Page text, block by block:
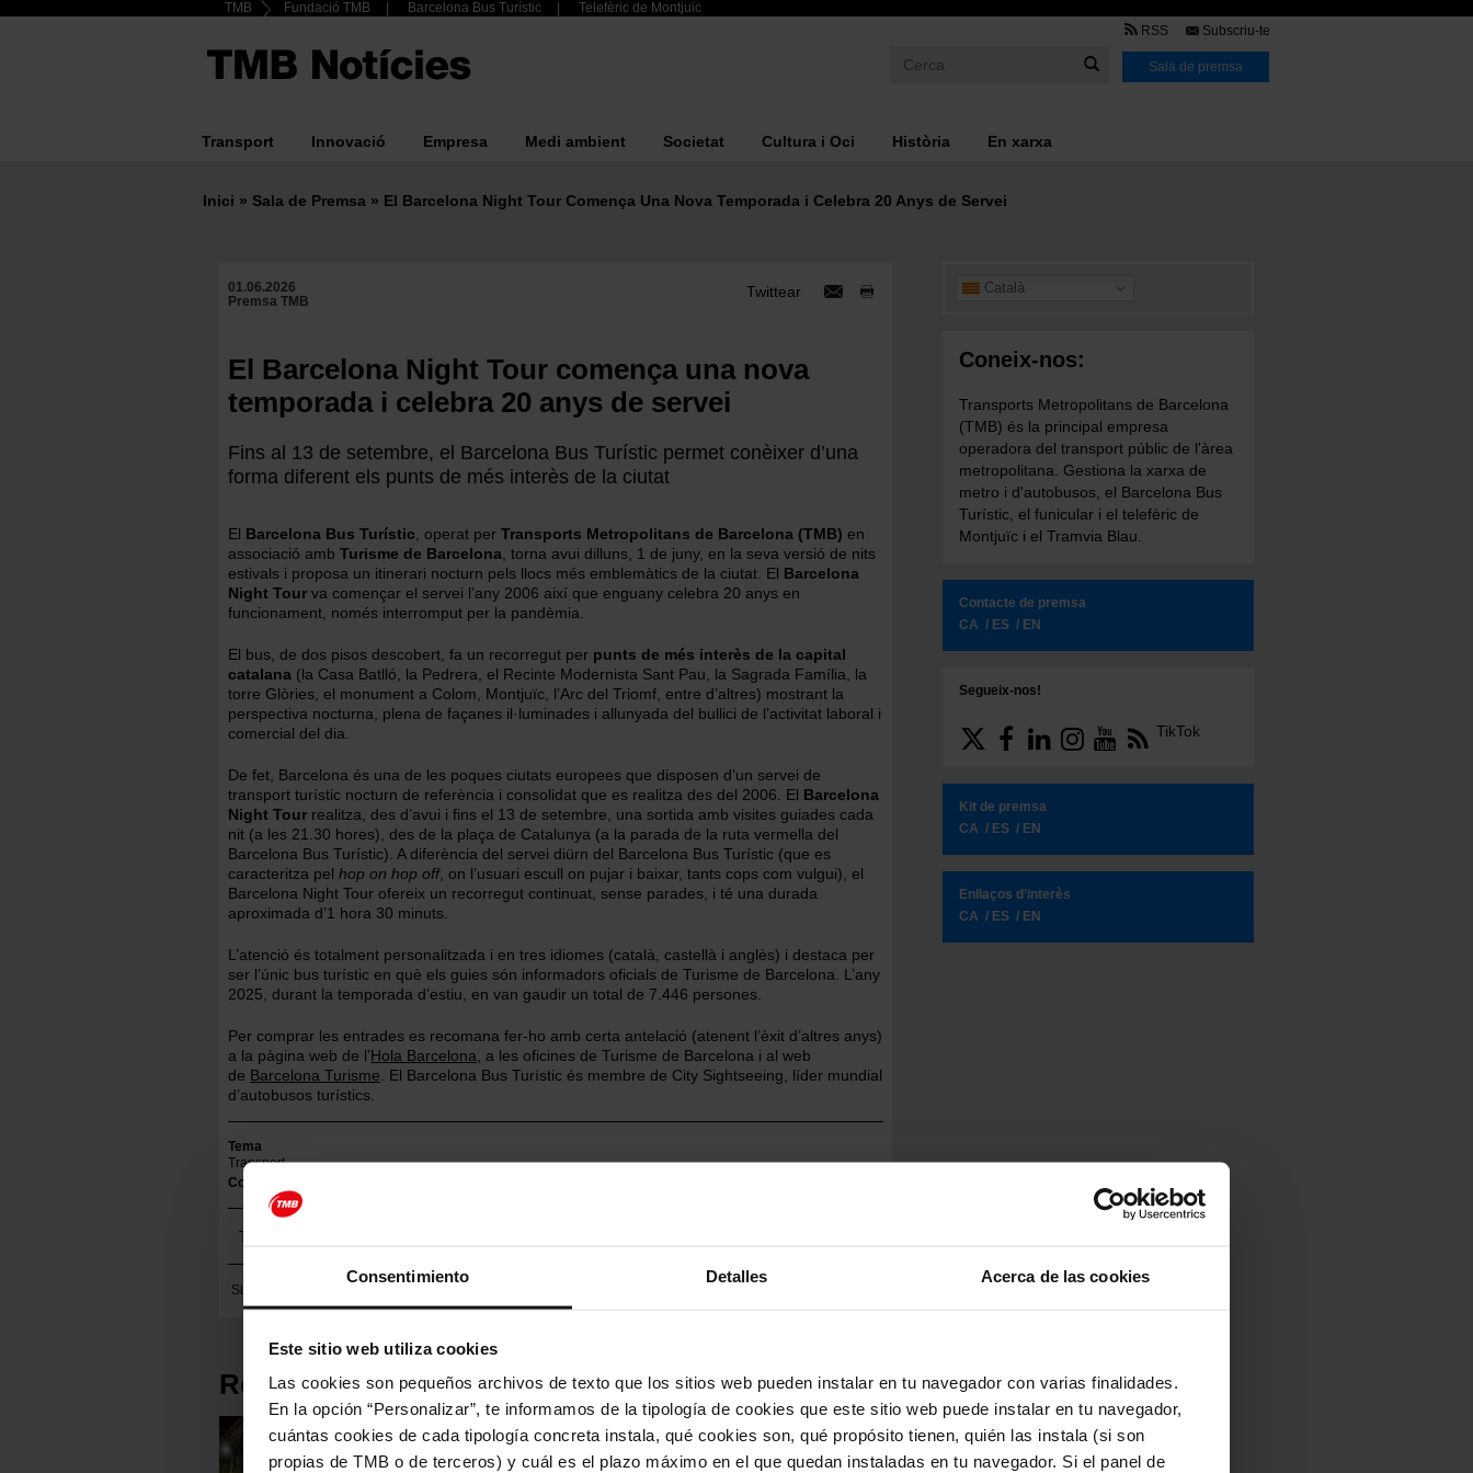
Consentimiento Detalles Acerca de las cookies
Este sitio web utiliza cookies
Las cookies son pequeños archivos de texto que los sitios web pueden instalar en tu navegador con varias finalidades.
En la opción “Personalizar”, te informamos de la tipología de cookies que este sitio web puede instalar en tu navegador,
cuántas cookies de cada tipología concreta instala, qué cookies son, qué propósito tienen, quién las instala (si son
propias de TMB o de terceros) y cuál es el plazo máximo en el que quedan instaladas en tu navegador. Si el panel de
Header
Top
menu
TMB Fundació TMB Barcelona Bus Turístic Telefèric de Montjuïc
TMB
Link
RSS Subscriu-te
Sala de premsa
Main
navigation
Transport Innovació Empresa Medi ambient Societat Cultura i Oci Història En xarxa
Inici Sala de Premsa El Barcelona Night Tour Comença Una Nova Temporada i Celebra 20 Anys de Servei
Twittear
01.06.2026
Premsa TMB
El Barcelona Night Tour comença una nova
temporada i celebra 20 anys de servei
Fins al 13 de setembre, el Barcelona Bus Turístic permet conèixer d’una
forma diferent els punts de més interès de la ciutat
El Barcelona Bus Turístic , operat per Transports Metropolitans de Barcelona (TMB) en
associació amb Turisme de Barcelona , torna avui dilluns, 1 de juny, en la seva versió de nits
estivals i proposa un itinerari nocturn pels llocs més emblemàtics de la ciutat. El Barcelona
Night Tour va començar el servei l’any 2006 així que enguany celebra 20 anys en
funcionament, només interromput per la pandèmia.
El bus, de dos pisos descobert, fa un recorregut per punts de més interès de la capital
catalana (la Casa Batlló, la Pedrera, el Recinte Modernista Sant Pau, la Sagrada Família, la
torre Glòries, el monument a Colom, Montjuïc, l’Arc del Triomf, entre d’altres) mostrant la
perspectiva nocturna, plena de façanes il·luminades i allunyada del bullici de l’activitat laboral i
comercial del dia.
De fet, Barcelona és una de les poques ciutats europees que disposen d’un servei de
transport turístic nocturn de referència i consolidat que es realitza des del 2006. El Barcelona
Night Tour realitza, des d’avui i fins el 13 de setembre, una sortida amb visites guiades cada
nit (a les 21.30 hores), des de la plaça de Catalunya (a la parada de la ruta vermella del
Barcelona Bus Turístic). A diferència del servei diürn del Barcelona Bus Turístic (que es
caracteritza pel hop on hop off, on l’usuari escull on pujar i baixar, tants cops com vulgui), el
Barcelona Night Tour ofereix un recorregut continuat, sense parades, i té una durada
aproximada d’1 hora 30 minuts.
L’atenció és totalment personalitzada i en tres idiomes (català, castellà i anglès) i destaca per
ser l’únic bus turístic en què els guies són informadors oficials de Turisme de Barcelona. L’any
2025, durant la temporada d’estiu, en van gaudir un total de 7.446 persones.
Per comprar les entrades es recomana fer-ho amb certa antelació (atenent l’èxit d’altres anys)
a la pàgina web de l’Hola Barcelona , a les oficines de Turisme de Barcelona i al web
de Barcelona Turisme . El Barcelona Bus Turístic és membre de City Sightseeing, líder mundial
d’autobusos turístics.
Tema
Transport
Conceptes
Twittear
Si necessites més informació,
Recursos disponibles
Català
Coneix-nos:
Transports Metropolitans de Barcelona
(TMB) és la principal empresa
operadora del transport públic de l'àrea
metropolitana. Gestiona la xarxa de
metro i d'autobusos, el Barcelona Bus
Turístic, el funicular i el telefèric de
Montjuïc i el Tramvia Blau.
Contacte de premsa
CA
ES EN
Segueix-nos!
TikTok
Kit de premsa
CA
ES EN
Enllaços d’interès
CA
ES EN